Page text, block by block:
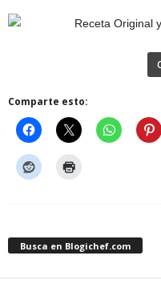
Comparte esto:
Busca en Blogichef.com